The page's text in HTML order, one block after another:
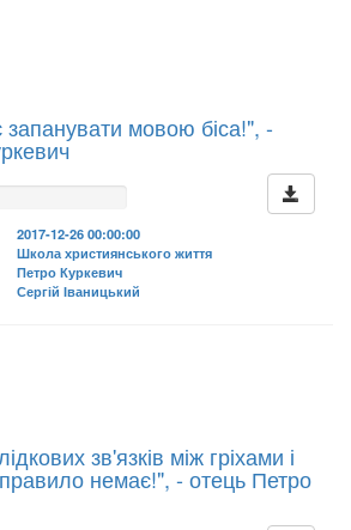
мовою біса!", -
2017-12-26 00:00:00
Школа християнського життя
Петро Куркевич
Сергій Іваницький
зв'язків між гріхами і
немає!", - отець Петро